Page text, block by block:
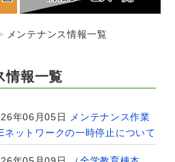
メンテナンス情報一覧
情報一覧
年06月05日
メンテナンス作業
ットワークの一時停止について